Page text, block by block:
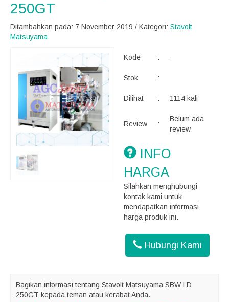
250GT
Ditambahkan pada: 7 November 2019 / Kategori: Stavolt
Matsuyama
Kode : -
Stok :
Dilihat : 1114 kali
Review :
Belum ada
review
INFO
HARGA
Silahkan menghubungi
kontak kami untuk
mendapatkan informasi
harga produk ini.
Hubungi Kami
Bagikan informasi tentang Stavolt Matsuyama SBW LD
250GT kepada teman atau kerabat Anda.